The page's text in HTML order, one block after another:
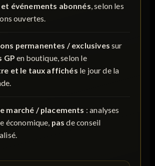
et événements abonnés , selon les
ouvertes.
permanentes / exclusives sur
GP en boutique, selon le
et le taux affichés le jour de la
marché / placements : analyses
économique, pas de conseil